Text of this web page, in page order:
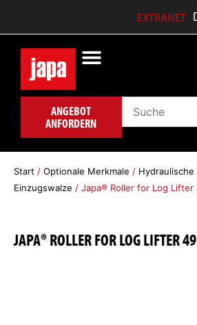
EXTRANET
ANGEBOT
ANFORDERN
Start / Optionale Merkmale / Hydraulische
Einzugswalze / Japa® Roller for Log Lifter
JAPA® ROLLER FOR LOG LIFTER